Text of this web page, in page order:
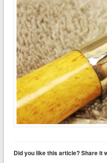
Did you like this article? Share it